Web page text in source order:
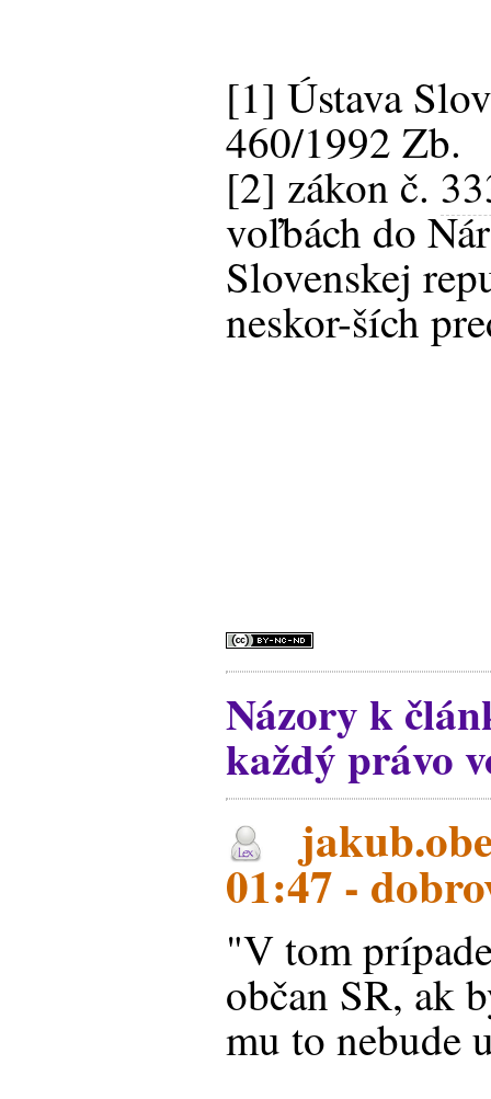
[1] Ústava
460/1992 Zb.
[2] zákon č.
voľbách do
Slovenskej
neskor-ších
Názory k
každý právo
01:47 -
"V tom
občan SR, ak
mu to nebude